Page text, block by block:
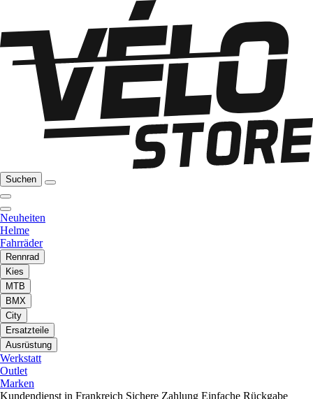
Suchen
Neuheiten
Helme
Fahrräder
Rennrad
Kies
MTB
BMX
City
Ersatzteile
Ausrüstung
Werkstatt
Outlet
Marken
Kundendienst in Frankreich Sichere Zahlung Einfache Rückgabe